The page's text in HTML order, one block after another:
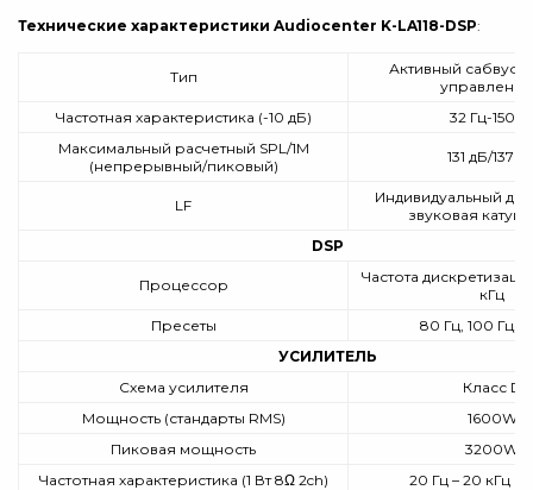
Технические характеристики Audiocenter K-LA118-DSP:
Тип
Активный
Частотная характеристика (-10 дБ)
32 Гц-150
Максимальный расчетный SPL/1M
(непрерывный/пиковый)
131 дБ/137
LF
Индивидуальный
звуковая
DSP
Процессор
Частота
кГц
Пресеты
80 Гц, 100 Гц,
УСИЛИТЕЛЬ
Схема усилителя
Класс D
Мощность (стандарты RMS)
1600W
Пиковая мощность
3200W
Частотная характеристика (1 Вт 8Ω 2ch)
20 Гц – 20 кГц